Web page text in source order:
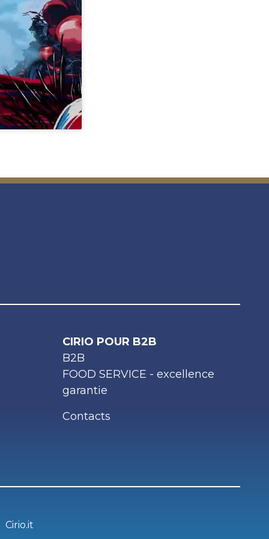
CIRIO POUR B2B
B2B
FOOD SERVICE - excellence
garantie
Contacts
Cirio.it